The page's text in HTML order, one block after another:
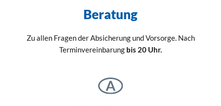
Beratung
Zu allen Fragen der Absicherung und Vorsorge. Nach
Terminvereinbarung bis 20 Uhr.